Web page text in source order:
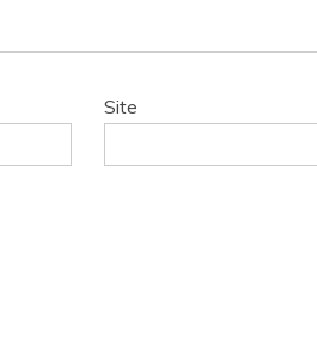
Site